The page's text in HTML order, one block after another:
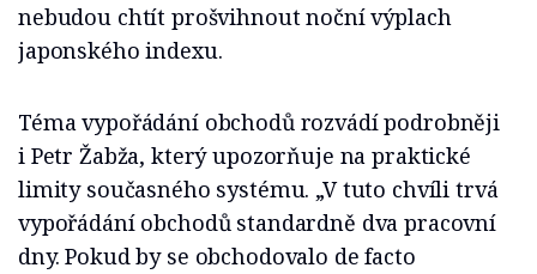
nebudou chtít prošvihnout noční výplach
japonského indexu.
Téma vypořádání obchodů rozvádí podrobněji
i Petr Žabža, který upozorňuje na praktické
limity současného systému. „V tuto chvíli trvá
vypořádání obchodů standardně dva pracovní
dny. Pokud by se obchodovalo de facto